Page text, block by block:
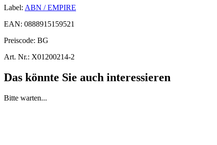
Label: ABN / EMPIRE
EAN: 0888915159521
Preiscode: BG
Art. Nr.: X01200214-2
Das könnte Sie auch interessieren
Bitte warten...